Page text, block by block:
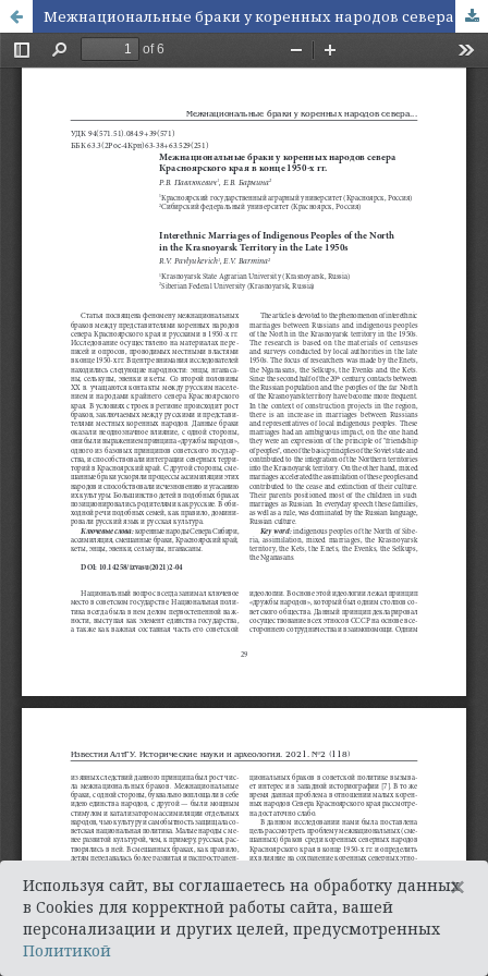
Межнациональные браки у коренных народов севера Красноярского края в конце 1950-х гг.
Используя сайт, вы соглашаетесь на обработку данных
в Cookies для корректной работы сайта, вашей
персонализации и других целей, предусмотренных
Политикой
×